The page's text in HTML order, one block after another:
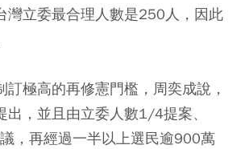
灣立委最合理人數是250人，因此
訂極高的再修憲門檻，周奕成說，
出，並且由立委人數1/4提案、
，再經過一半以上選民逾900萬